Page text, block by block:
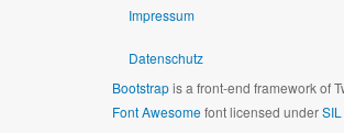
Impressum
Datenschutz
Bootstrapis a front-end framework of
Font Awesomefont licensed under